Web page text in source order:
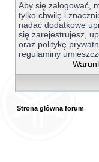
Aby się zalogować,
tylko chwilę i
nadać dodatkowe
się zarejestrujesz,
oraz politykę
regulaminy
Strona główna forum